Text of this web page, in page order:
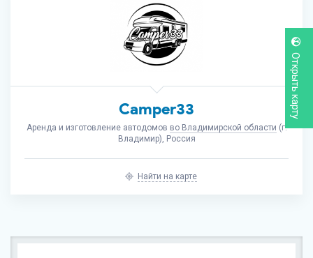
Camper33
Аренда и изготовление автодомов во Владимирской области (г.
Владимир), Россия
Найти на карте
Открыть карту